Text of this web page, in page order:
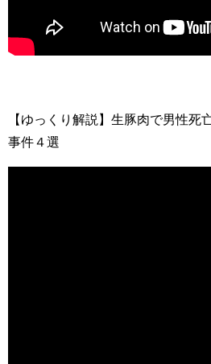
【ゆっくり解説】生豚肉で男性
事件４選